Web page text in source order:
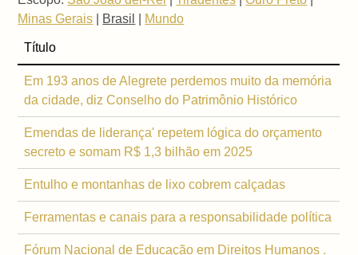
Minas Gerais
Brasil Mundo
Título
Em 193 anos de Alegrete perdemos muito da memória
da cidade, diz Conselho do Patrimônio Histórico
Emendas de liderança' repetem lógica do orçamento
secreto e somam R$ 1,3 bilhão em 2025
Entulho e montanhas de lixo cobrem calçadas
Ferramentas e canais para a responsabilidade política
Fórum Nacional de Educação em Direitos Humanos .